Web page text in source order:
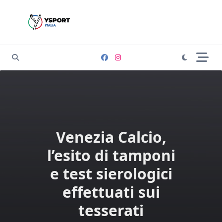
Venezia Calcio,
l’esito di tamponi
e test sierologici
effettuati sui
tesserati